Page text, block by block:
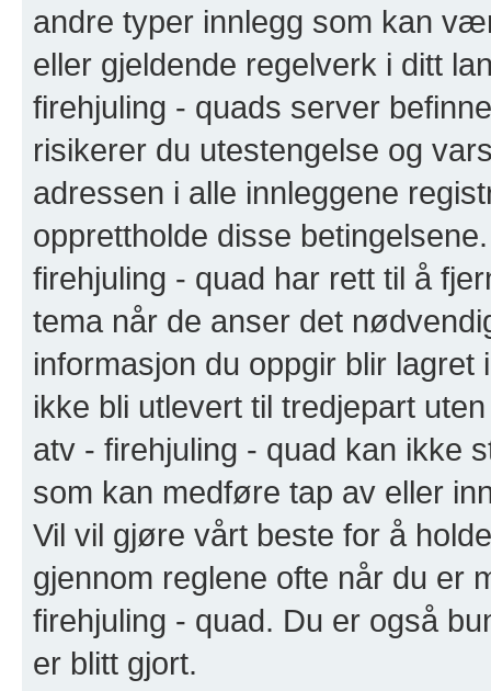
andre typer innlegg som kan
eller gjeldende regelverk i ditt
firehjuling - quads server
risikerer du utestengelse og
adressen i alle innleggene
opprettholde disse
firehjuling - quad har rett til å
tema når de anser det
informasjon du oppgir blir
ikke bli utlevert til tredjepart
atv - firehjuling - quad kan ikke
som kan medføre tap av eller
Vil vil gjøre vårt beste for å
gjennom reglene ofte når du er
firehjuling - quad. Du er også
er blitt gjort.